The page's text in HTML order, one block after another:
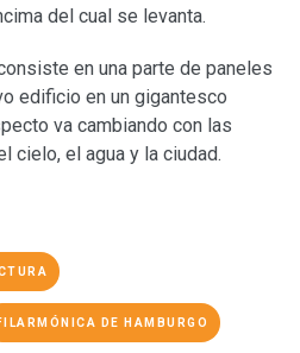
del cual se levanta.
en una parte de paneles
edificio en un gigantesco
va cambiando con las
cielo, el agua y la ciudad.
DE HAMBURGO